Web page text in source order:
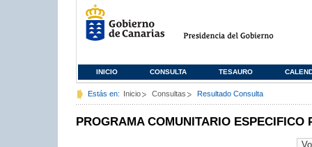
INICIO CONSULTA TESAURO
Estás en: Inicio Consultas Resultado Consulta
PROGRAMA COMUNITARIO ESPECIFICO